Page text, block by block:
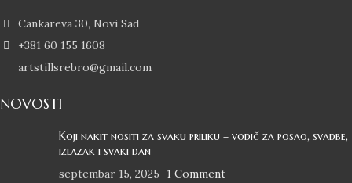
Cankareva 30, Novi Sad
+381 60 155 1608
artstillsrebro@gmail.com
NOVOSTI
Koji nakit nositi za svaku priliku – vodič za posao, svadbe,
izlazak i svaki dan
septembar 15, 2025
1 Comment